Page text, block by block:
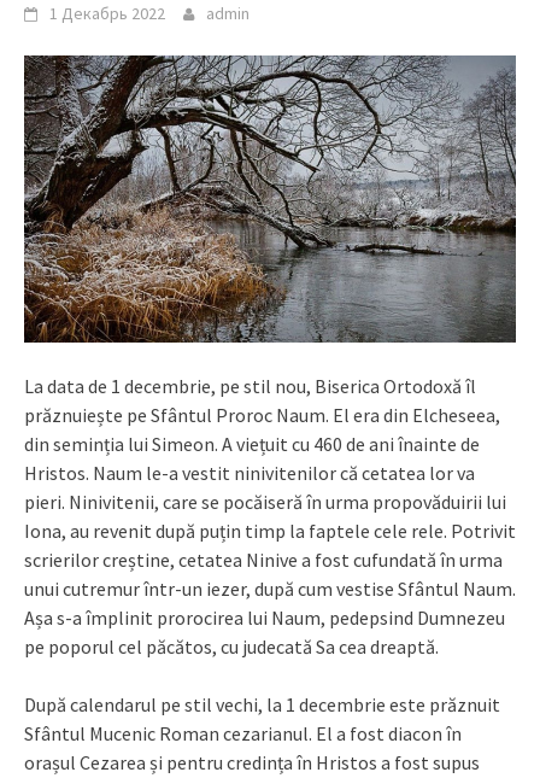
1 Декабрь 2022 admin
La data de 1 decembrie, pe stil nou, Biserica Ortodoxă îl
prăznuiește pe Sfântul Proroc Naum. El era din Elcheseea,
din seminția lui Simeon. A viețuit cu 460 de ani înainte de
Hristos. Naum le-a vestit ninivitenilor că cetatea lor va
pieri. Ninivitenii, care se pocăiseră în urma propovăduirii lui
Iona, au revenit după puțin timp la faptele cele rele. Potrivit
scrierilor creștine, cetatea Ninive a fost cufundată în urma
unui cutremur într-un iezer, după cum vestise Sfântul Naum.
Așa s-a împlinit prorocirea lui Naum, pedepsind Dumnezeu
pe poporul cel păcătos, cu judecată Sa cea dreaptă.
După calendarul pe stil vechi, la 1 decembrie este prăznuit
Sfântul Mucenic Roman cezarianul. El a fost diacon în
orașul Cezarea și pentru credința în Hristos a fost supus